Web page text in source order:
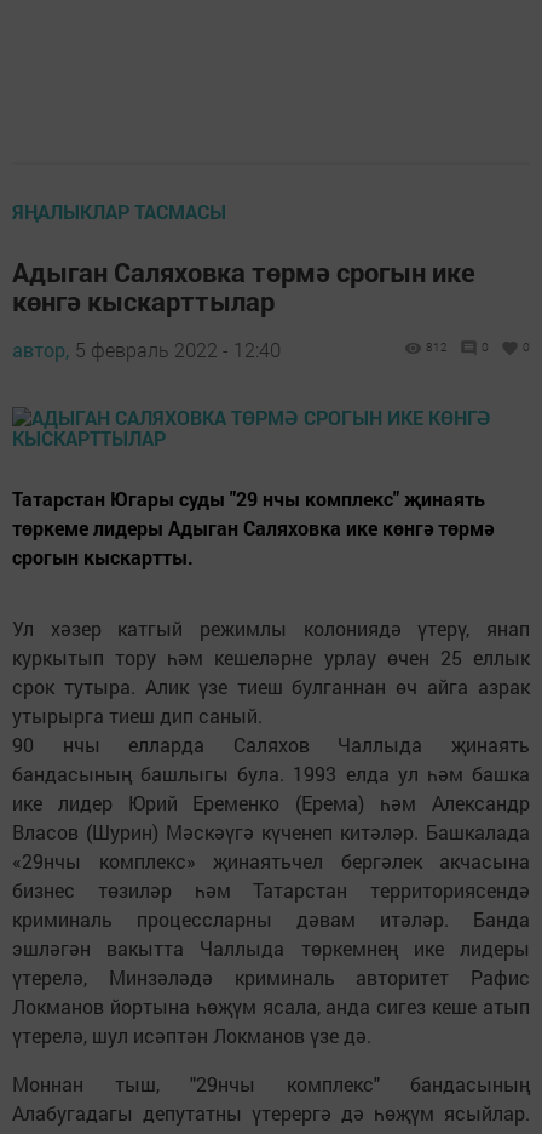
ЯҢАЛЫКЛАР ТАСМАСЫ
Адыган Саляховка төрмә срогын ике
көнгә кыскарттылар
автор, 5 февраль 2022 - 12:40 812 0 0
Татарстан Югары суды "29 нчы комплекс" җинаять
төркеме лидеры Адыган Саляховка ике көнгә төрмә
срогын кыскартты.
Ул хәзер катгый режимлы колониядә үтерү, янап
куркытып тору һәм кешеләрне урлау өчен 25 еллык
срок тутыра. Алик үзе тиеш булганнан өч айга азрак
утырырга тиеш дип саный.
90 нчы елларда Саляхов Чаллыда җинаять
бандасының башлыгы була. 1993 елда ул һәм башка
ике лидер Юрий Еременко (Ерема) һәм Александр
Власов (Шурин) Мәскәүгә күченеп китәләр. Башкалада
«29нчы комплекс» җинаятьчел бергәлек акчасына
бизнес төзиләр һәм Татарстан территориясендә
криминаль процессларны дәвам итәләр. Банда
эшләгән вакытта Чаллыда төркемнең ике лидеры
үтерелә, Минзәләдә криминаль авторитет Рафис
Локманов йортына һөҗүм ясала, анда сигез кеше атып
үтерелә, шул исәптән Локманов үзе дә.
Моннан тыш, "29нчы комплекс" бандасының
Алабугадагы депутатны үтерергә дә һөҗүм ясыйлар.